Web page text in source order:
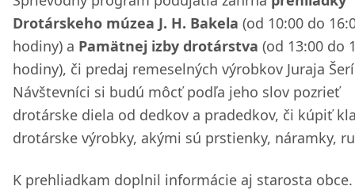
Drotárskeho múzea J. H. Bakela (od 10:00 do
hodiny) a Pamätnej izby drotárstva (od 13:00 do
hodiny), či predaj remeselných výrobkov Juraja
Návštevníci si budú môcť podľa jeho slov pozrieť
drotárske diela od dedkov a pradedkov, či kúpiť
drotárske výrobky, akými sú prstienky, náramky,
K prehliadkam doplnil informácie aj starosta